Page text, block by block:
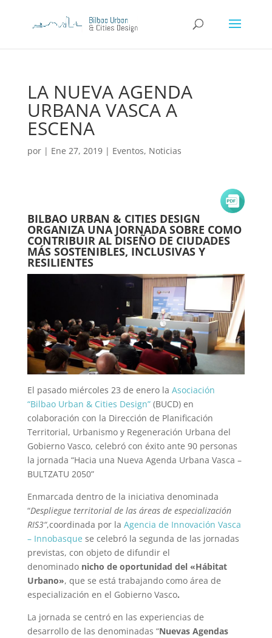
LA NUEVA AGENDA
URBANA VASCA A
ESCENA
por | Ene 27, 2019| Eventos, Noticias
BILBAO URBAN & CITIES DESIGN
ORGANIZA UNA JORNADA SOBRE COMO
CONTRIBUIR AL DISEÑO DE CIUDADES
MÁS SOSTENIBLES, INCLUSIVAS Y
RESILIENTES
El pasado miércoles 23 de enero la Asociación
“Bilbao Urban & Cities Design”(BUCD) en
colaboración con la Dirección de Planificación
Territorial, Urbanismo y Regeneración Urbana del
Gobierno Vasco, celebró con éxito ante 90 personas
la jornada “Hacia una Nueva Agenda Urbana Vasca –
BULTZATU 2050”
Enmarcada dentro de la iniciativa denominada
“Despliegue territorial de las áreas de especialización
RIS3“,coordinada por la Agencia de Innovación Vasca
– Innobasque se celebró la segunda de las jornadas
previstas, con objeto de difundir el
denominado nicho de oportunidad del «Hábitat
Urbano», que se está trabajando como área de
especialización en el Gobierno Vasco.
La jornada se centró en las experiencias de
desarrollo de las denominadas “Nuevas Agendas